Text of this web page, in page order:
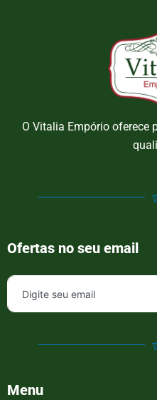
O Vitalia Empório oferece
Ofertas no seu email
Menu